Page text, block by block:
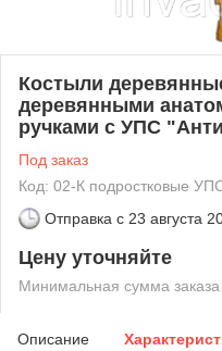
Костыли
деревянными
ручками с УПС
Под заказ
Код: 02-К подростковые
Отправка с 23 августа
Цену уточняйте
Минимальная сумма
Описание